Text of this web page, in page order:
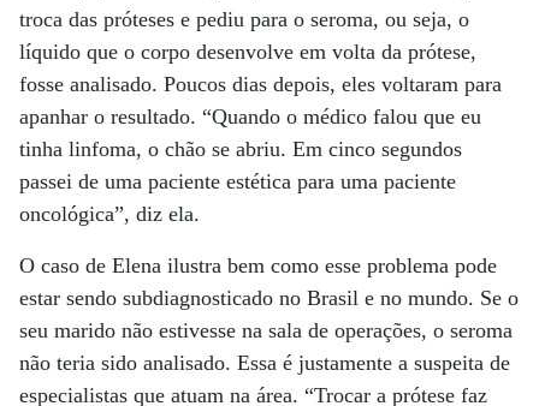
troca das próteses e pediu para o seroma, ou seja, o
líquido que o corpo desenvolve em volta da prótese,
fosse analisado. Poucos dias depois, eles voltaram para
apanhar o resultado. “Quando o médico falou que eu
tinha linfoma, o chão se abriu. Em cinco segundos
passei de uma paciente estética para uma paciente
oncológica”, diz ela.
O caso de Elena ilustra bem como esse problema pode
estar sendo subdiagnosticado no Brasil e no mundo. Se o
seu marido não estivesse na sala de operações, o seroma
não teria sido analisado. Essa é justamente a suspeita de
especialistas que atuam na área. “Trocar a prótese faz